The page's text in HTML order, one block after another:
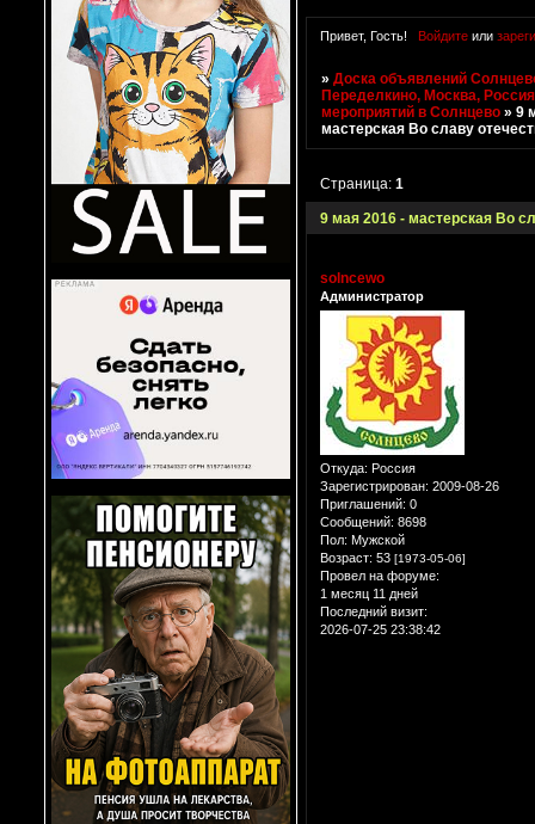
Привет, Гость! Войдитеили
»Доска объявлений
Переделкино, Москва, Россия
мероприятий в Солнцево »9
мастерская Во славу
9 мая 2016 - мастерская Во
Страница:1
solncewo
Администратор
Откуда: Россия
Зарегистрирован: 2009-08-26
Приглашений: 0
Сообщений: 8698
Пол: Мужской
Возраст: 53 [1973-05-06]
Провел на форуме:
1 месяц 11 дней
Последний визит:
2026-07-25 23:38:42